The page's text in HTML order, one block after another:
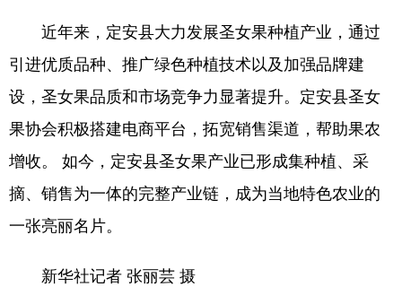
近年来，定安县大力发展圣女果种植产业，通过
引进优质品种、推广绿色种植技术以及加强品牌建
设，圣女果品质和市场竞争力显著提升。定安县圣女
果协会积极搭建电商平台，拓宽销售渠道，帮助果农
增收。 如今，定安县圣女果产业已形成集种植、采
摘、销售为一体的完整产业链，成为当地特色农业的
一张亮丽名片。
新华社记者 张丽芸 摄